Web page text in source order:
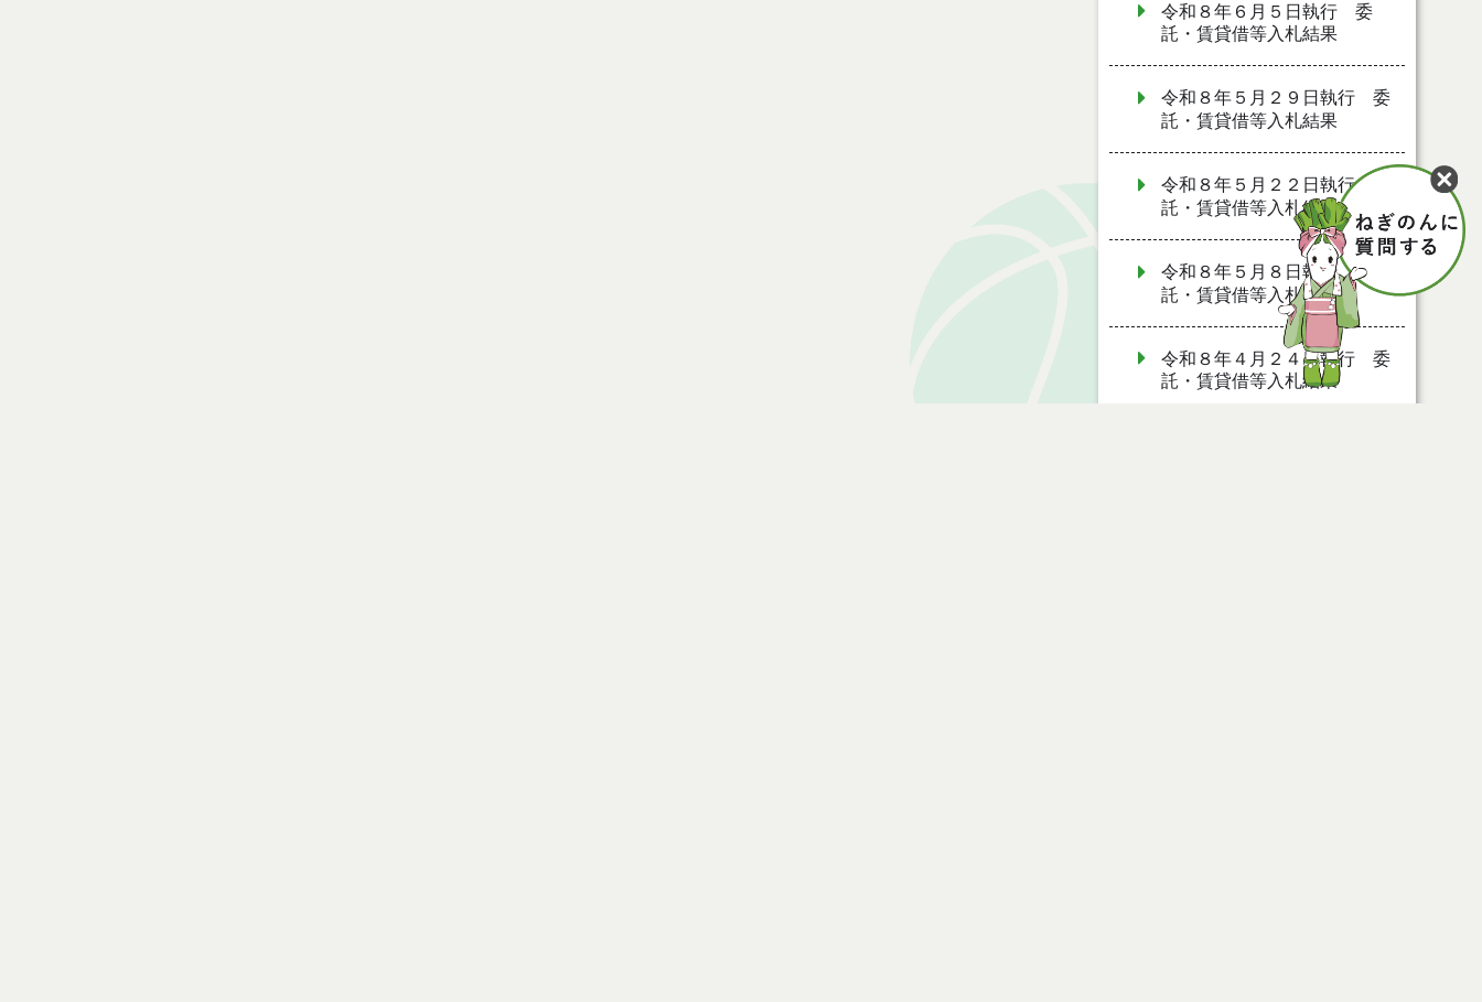
令和８年６月５日執行 委
託・賃貸借等入札結果
令和８年５月２９日執行 委
託・賃貸借等入札結果
令和８年５月２２日執行 委
託・賃貸借等入札結果
令和８年５月８日執行 委
託・賃貸借等入札結果
令和８年４月２４日執行 委
託・賃貸借等入札結果